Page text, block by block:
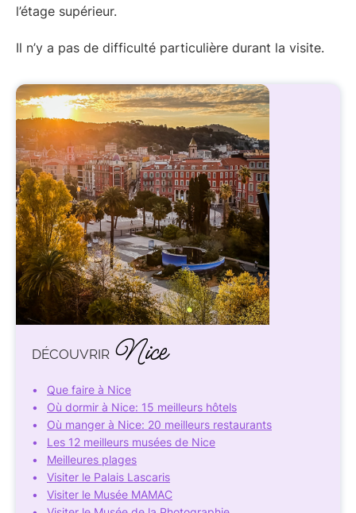
l’étage supérieur.
Il n’y a pas de difficulté particulière durant la visite.
DÉCOUVRIR Nice
Que faire à Nice
Où dormir à Nice: 15 meilleurs hôtels
Où manger à Nice: 20 meilleurs restaurants
Les 12 meilleurs musées de Nice
Meilleures plages
Visiter le Palais Lascaris
Visiter le Musée MAMAC